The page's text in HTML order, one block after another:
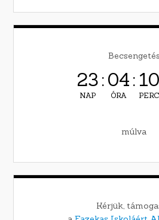
Becsengetés
23
NAP
:04
ÓRA
: 10
PERC
múlva
Kérjük,